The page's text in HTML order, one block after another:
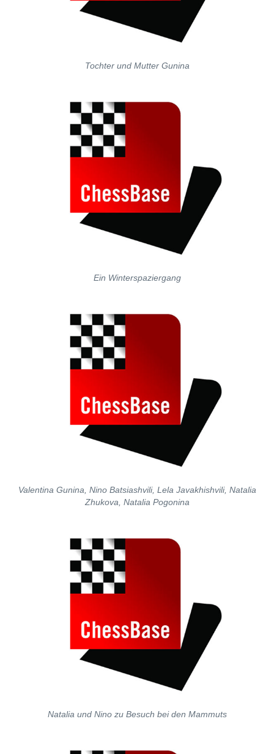
Tochter und Mutter Gunina
Ein Winterspaziergang
Valentina Gunina, Nino Batsiashvili, Lela Javakhishvili, Natalia
Zhukova, Natalia Pogonina
Natalia und Nino zu Besuch bei den Mammuts